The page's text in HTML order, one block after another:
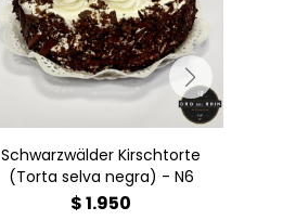
Diámetro: 22cm
Peso: 1,8kg
Schwarzwälder Kirschtorte
(Torta selva negra) - N6
$1.950